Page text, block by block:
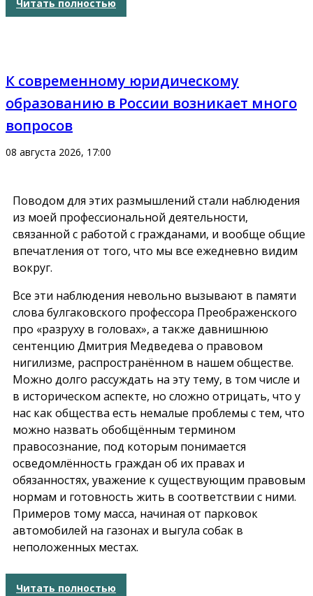
Читать полностью
К современному юридическому
образованию в России возникает много
вопросов
08 августа 2026, 17:00
Поводом для этих размышлений стали наблюдения
из моей профессиональной деятельности,
связанной с работой с гражданами, и вообще общие
впечатления от того, что мы все ежедневно видим
вокруг.
Все эти наблюдения невольно вызывают в памяти
слова булгаковского профессора Преображенского
про «разруху в головах», а также давнишнюю
сентенцию Дмитрия Медведева о правовом
нигилизме, распространённом в нашем обществе.
Можно долго рассуждать на эту тему, в том числе и
в историческом аспекте, но сложно отрицать, что у
нас как общества есть немалые проблемы с тем, что
можно назвать обобщённым термином
правосознание, под которым понимается
осведомлённость граждан об их правах и
обязанностях, уважение к существующим правовым
нормам и готовность жить в соответствии с ними.
Примеров тому масса, начиная от парковок
автомобилей на газонах и выгула собак в
неположенных местах.
Читать полностью